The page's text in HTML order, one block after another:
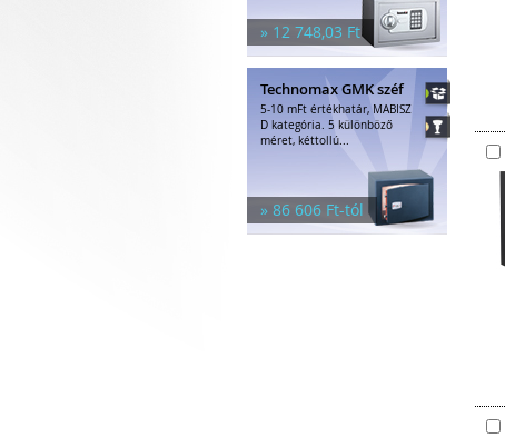
» 12 748,03 Ft
Technomax GMK széf
5-10 mFt értékhatár, MABISZ
D kategória. 5 különböző
méret, kéttollú...
» 86 606 Ft-tól